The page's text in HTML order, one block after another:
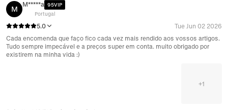
M
M*****a 95VIP
Portugal
5.0
Tue Jun 02 2026
Cada encomenda que faço fico cada vez mais rendido aos vossos artigos.
Tudo sempre impecável e a preços super em conta. muito obrigado por
existirem na minha vida :)
+1